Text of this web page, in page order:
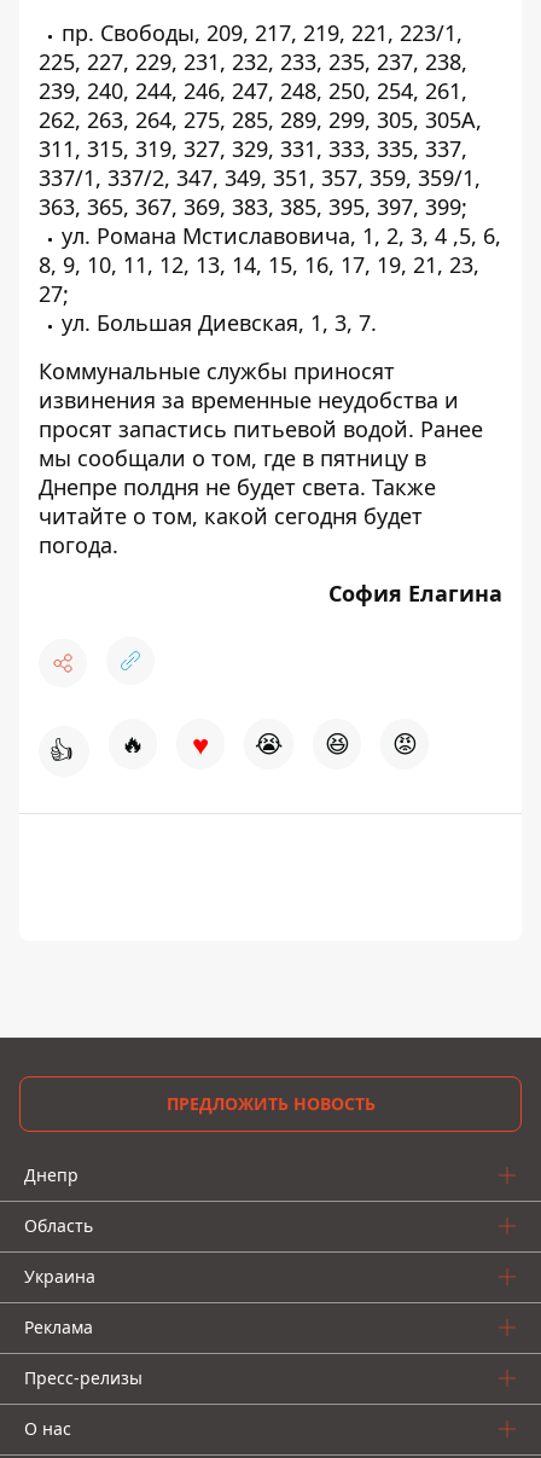
пр. Свободы, 209, 217, 219, 221, 223/1,
225, 227, 229, 231, 232, 233, 235, 237, 238,
239, 240, 244, 246, 247, 248, 250, 254, 261,
262, 263, 264, 275, 285, 289, 299, 305, 305А,
311, 315, 319, 327, 329, 331, 333, 335, 337,
337/1, 337/2, 347, 349, 351, 357, 359, 359/1,
363, 365, 367, 369, 383, 385, 395, 397, 399;
ул. Романа Мстиславовича, 1, 2, 3, 4 ,5, 6,
8, 9, 10, 11, 12, 13, 14, 15, 16, 17, 19, 21, 23,
27;
ул. Большая Диевская, 1, 3, 7.
Коммунальные службы приносят
извинения за временные неудобства и
просят запастись питьевой водой. Ранее
мы сообщали о том, где в пятницу в
Днепре полдня не будет света. Также
читайте о том, какой сегодня будет
погода.
София Елагина
👍 🔥 ♥ 😭 😆 😡
ПРЕДЛОЖИТЬ НОВОСТЬ
Днепр
Область
Украина
Реклама
Пресс-релизы
О нас